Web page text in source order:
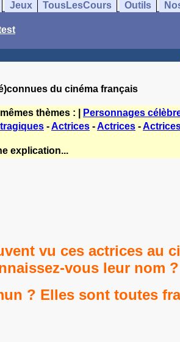
Jeux TousLesCours Outils
du cinéma français
thèmes : | Personnages
-Actrices -Actrices -
explication...
vu ces actrices au
vous leur nom ?
? Elles sont toutes